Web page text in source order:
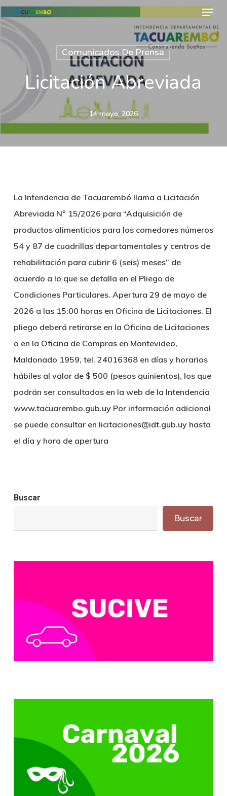
Skip
to
main
content
Menu
Comunicados De Prensa
Licitación Abreviada
14 mayo, 2026
La Intendencia de Tacuarembó llama a Licitación
Abreviada N° 15/2026 para “Adquisición de
productos alimenticios para los comedores números
54 y 87 de cuadrillas departamentales y centros de
rehabilitación para cubrir 6 (seis) meses” de
acuerdo a lo que se detalla en el Pliego de
Condiciones Particulares. Apertura 29 de mayo de
2026 a las 15:00 horas en Oficina de Licitaciones. El
pliego deberá retirarse en la Oficina de Licitaciones
o en la Oficina de Compras en Montevideo,
Maldonado 1959, tel. 24016368 en días y horarios
hábiles al valor de $ 500 (pesos quinientos), los que
podrán ser consultados en la web de la Intendencia
www.tacuarembo.gub.uy Por información adicional
se puede consultar en licitaciones@idt.gub.uy hasta
el día y hora de apertura
Buscar
Buscar
Close
Menu